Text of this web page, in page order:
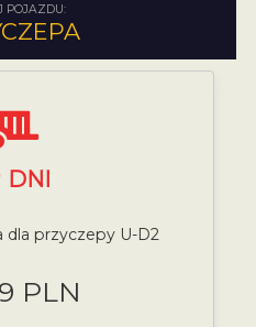
POJAZDU:
DNI
dla przyczepy U-D2
PLN